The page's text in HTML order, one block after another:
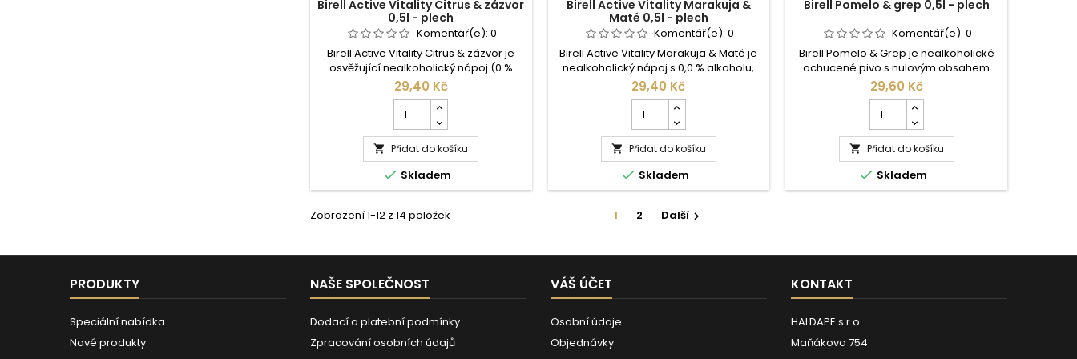
Birell Active Vitality Citrus & zázvor
0,5l - plech
Komentář(e): 0
Birell Active Vitality Citrus & zázvor je
osvěžující nealkoholický nápoj (0 %
alkoholu) z nové řady Birell Active
Vitality s výrazně sníženým obsahem
cukru – o 30 % méně než klasické
ochucené radlery. Nápoj kombinuje
svěží citrusovou chuť s jemně pikantním
zázvorem a je obohacen o vitamíny C
a B6 pro podporu energie a vitality.
29,40 Kč
kusů
produktu
Birell
Active
Vitality
Citrus
zázvor
 Přidat do košíku
 Skladem
Birell Active Vitality Marakuja &
Maté 0,5l - plech
Komentář(e):0
Birell Active Vitality Marakuja & Maté je
nealkoholický nápoj s 0,0 % alkoholu,
který spojuje exotickou chuť marakuji s
extraktem z yerba maté. Je obohacen
o vitamíny B6 a C a přináší svěží a
moderní osvěžení bez konzervantů.
29,40 Kč
kusů
produktu
Birell
Active
Vitality
Marakuja
Maté
 Přidat do košíku
 Skladem
Birell Pomelo & grep 0,5l - plech
Komentář(e):0
Birell Pomelo & Grep je nealkoholické
ochucené pivo s nulovým obsahem
alkoholu, které spojuje jemný pivní
základ s osvěžující kombinací pomela
a grepu. Ideální volba pro ty, kteří chtějí
maximální citrusovou svěžest bez
kompromisů.
29,60 Kč
kusů
produktu
Birell
Pomelo
&
grep
 Přidat do košíku
 Skladem
Zobrazení 1-12 z 14 položek 1 2 Další 
PRODUKTY
Speciální nabídka
Nové produkty
NAŠE SPOLEČNOST
Dodací a platební podmínky
Zpracování osobních údajů
VÁŠ ÚČET
Osobní údaje
Objednávky
KONTAKT
HALDAPE s.r.o.
Maňákova 754